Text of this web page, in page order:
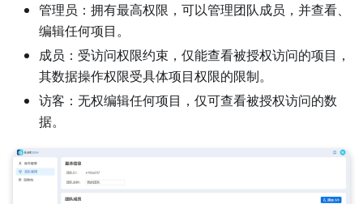
管理员：拥有最高权限，可以管理团队成员，并查看、
编辑任何项目。
成员：受访问权限约束，仅能查看被授权访问的项目，
其数据操作权限受具体项目权限的限制。
访客：无权编辑任何项目，仅可查看被授权访问的数
据。